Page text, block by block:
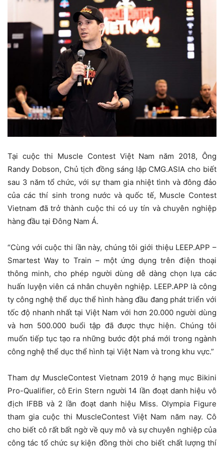
Tại cuộc thi Muscle Contest Việt Nam năm 2018, Ông
Randy Dobson, Chủ tịch đồng sáng lập CMG.ASIA cho biết
sau 3 năm tổ chức, với sự tham gia nhiệt tình và đông đảo
của các thí sinh trong nước và quốc tế, Muscle Contest
Vietnam đã trở thành cuộc thi có uy tín và chuyên nghiệp
hàng đầu tại Đông Nam Á.
“Cùng với cuộc thi lần này, chúng tôi giới thiệu LEEP.APP –
Smartest Way to Train – một ứng dụng trên điện thoại
thông minh, cho phép người dùng dễ dàng chọn lựa các
huấn luyện viên cá nhân chuyên nghiệp. LEEP.APP là công
ty công nghệ thể dục thể hình hàng đầu đang phát triển với
tốc độ nhanh nhất tại Việt Nam với hơn 20.000 người dùng
và hơn 500.000 buổi tập đã được thực hiện. Chúng tôi
muốn tiếp tục tạo ra những bước đột phá mới trong ngành
công nghệ thể dục thể hình tại Việt Nam và trong khu vực.”
Tham dự MuscleContest Vietnam 2019 ở hạng mục Bikini
Pro-Qualifier, cô Erin Stern người 14 lần đoạt danh hiệu vô
địch IFBB và 2 lần đoạt danh hiệu Miss. Olympia Figure
tham gia cuộc thi MuscleContest Việt Nam năm nay. Cô
cho biết cô rất bất ngờ về quy mô và sự chuyên nghiệp của
công tác tổ chức sự kiện đồng thời cho biết chất lượng thí